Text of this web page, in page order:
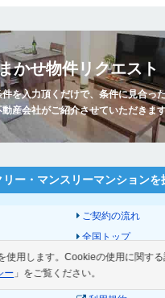
かせ物件リクエスト
を入力頂くだけで、条件に見合っ
動産会社がご紹介させていただきま
ー・マンスリーマンションを
ご契約の流れ
全国トップ
運営会社
個人情報の取扱
使用します。Cookieの使用に関する
ー 」をご覧ください。